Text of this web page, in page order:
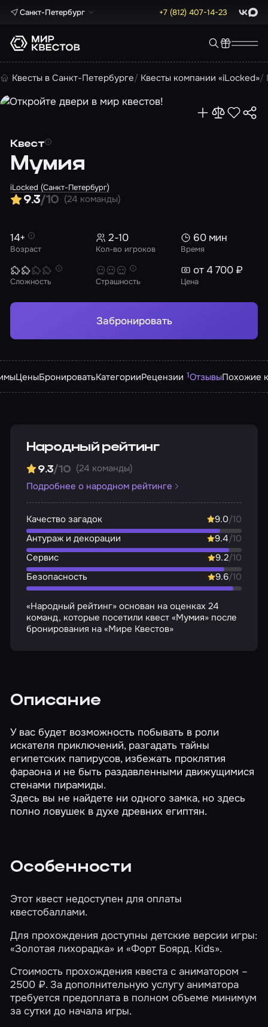
Санкт-Петербург +7 (812) 407-14-23 Max
Квесты в Санкт-Петербурге Квесты компании «iLocked»
Квест
Мумия
iLocked (Санкт-Петербург)
9.3/10 (24 команды)
Возраст
14+
Кол-во игроков
2-10
Время
60 мин
Сложность Страшность Цена
от 4 700 ₽
Забронировать
ЦеныБронироватьКатегорииРецензии 1ОтзывыПохожие
Народный рейтинг
9.3/10 (24 команды)
Подробнее о народном рейтинге
Качество загадок 9.0/10
Антураж и декорации
9.4/10
Сервис
9.2/10
Безопасность
9.6/10
«Народный рейтинг» основан на оценках 24
команд, которые посетили квест «Мумия» после
бронирования на «Мире Квестов»
Описание
У вас будет возможность побывать в роли
искателя приключений, разгадать тайны
египетских папирусов, избежать проклятия
фараона и не быть раздавленными движущимися
стенами пирамиды.
Здесь вы не найдете ни одного замка, но здесь
полно ловушек в духе древних египтян.
Особенности
Этот квест недоступен для оплаты
квестобаллами.
Для прохождения доступны детские версии игры:
«Золотая лихорадка» и«Форт Боярд. Kids».
Стоимость прохождения квеста с аниматором –
2500 ₽. За дополнительную услугу аниматора
требуется предоплата в полном объеме минимум
за сутки до начала игры.